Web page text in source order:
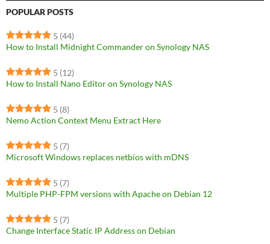
POPULAR POSTS
5 (44)
How to Install Midnight Commander on Synology NAS
5 (12)
How to Install Nano Editor on Synology NAS
5 (8)
Nemo Action Context Menu Extract Here
5 (7)
Microsoft Windows replaces netbios with mDNS
5 (7)
Multiple PHP-FPM versions with Apache on Debian 12
5 (7)
Change Interface Static IP Address on Debian